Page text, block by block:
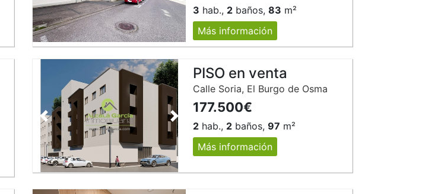
3 hab., 2 baños,83 m²
Más información
Anterior Siguiente
PISO en venta
Calle Soria, El Burgo de Osma
177.500€
2 hab., 2 baños,97 m²
Más información